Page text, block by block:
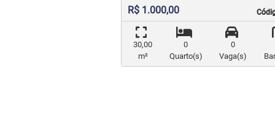
R$ 1.000,00
30,00
m²
0
Quarto(s)
0
Vaga(s)